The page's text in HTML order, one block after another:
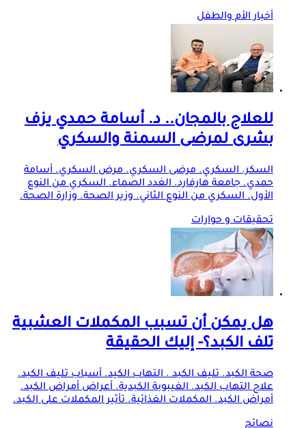
أخبار الأم والطفل
للعلاج بالمجان.. د. أسامة حمدي يزف
بشرى لمرضى السمنة والسكري
السكر. السكري. مرضى السكري. مرض السكري. أسامة
حمدي. جامعة هارفارد. الغدد الصماء. السكري من النوع
الأول. السكري من النوع الثاني. وزير الصحة. وزارة الصحة.
تحقيقات و حوارات
هل يمكن أن تسبب المكملات العشبية
تلف الكبد؟- إليك الحقيقة
صحة الكبد. تليف الكبد . التهاب الكيد. أسباب تليف الكبد.
علاج التهاب الكبد. الغيبوبة الكبدية. أعراض أمراض الكبد.
أمراض الكبد. المكملات الغذائية. تأثير المكملات على الكبد.
نصائح